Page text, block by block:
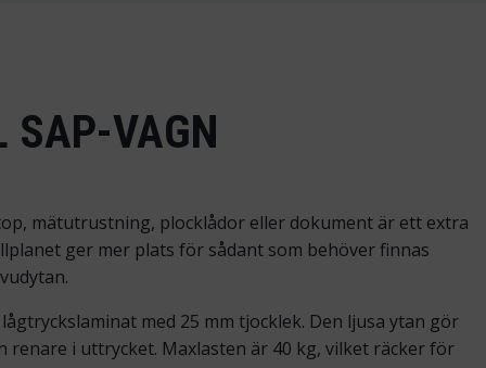
SAP-VAGN
mätutrustning, plocklådor eller dokument är ett extra
ger mer plats för sådant som behöver finnas
med 25 mm tjocklek. Den ljusa ytan gör
i uttrycket. Maxlasten är 40 kg, vilket räcker för